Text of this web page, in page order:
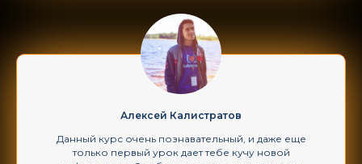
Алексей Калистратов
Данный курс очень познавательный, и даже еще
только первый урок дает тебе кучу новой